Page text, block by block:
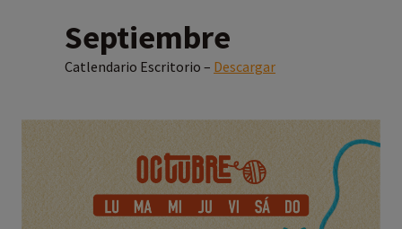
Septiembre
Catlendario Escritorio – Descargar